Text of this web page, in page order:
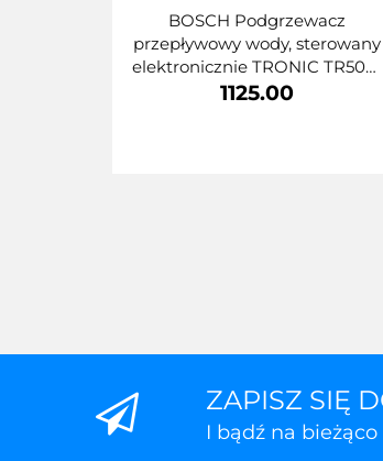
BOSCH Podgrzewacz
przepływowy wody, sterowany
elektronicznie TRONIC TR5001
15/18/21kW 7736506137
1125.00
ZAPISZ SIĘ
I bądź na